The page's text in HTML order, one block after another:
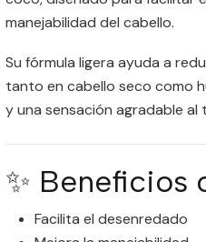
manejabilidad del cabello.
Su fórmula ligera ayuda a
tanto en cabello seco como
y una sensación agradable al
✨ Beneficios
Facilita el desenredado